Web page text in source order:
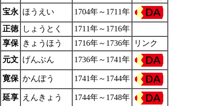
宝永 ほうえい
1704年～1711年
正徳
しょうとく
1711年～1716年
享保 きょうほう 1716年～1736年
リンク
元文 げんぶん 1736年～1741年
寛保 かんぽう 1741年～1744年
延享 えんきょう 1744年～1748年